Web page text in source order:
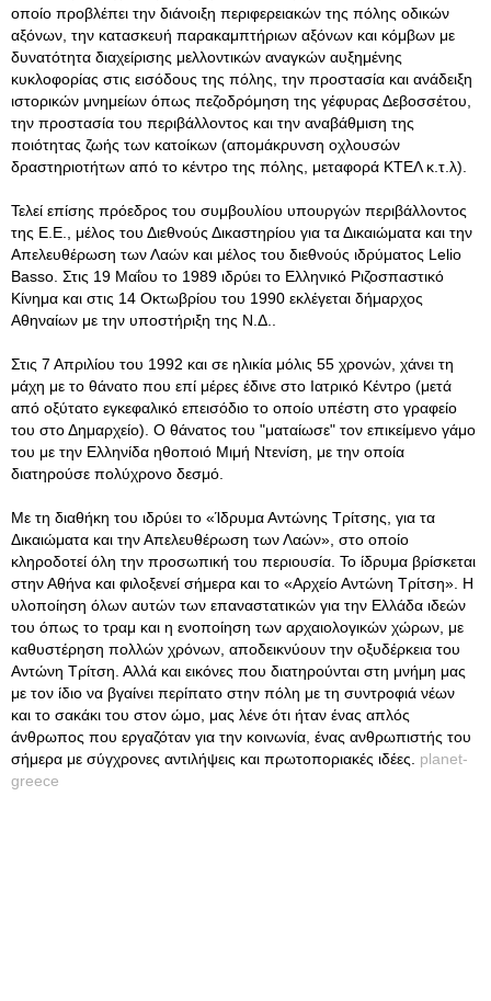
οποίο προβλέπει την διάνοιξη περιφερειακών της πόλης οδικών
αξόνων, την κατασκευή παρακαμπτήριων αξόνων και κόμβων με
δυνατότητα διαχείρισης μελλοντικών αναγκών αυξημένης
κυκλοφορίας στις εισόδους της πόλης, την προστασία και ανάδειξη
ιστορικών μνημείων όπως πεζοδρόμηση της γέφυρας Δεβοσσέτου,
την προστασία του περιβάλλοντος και την αναβάθμιση της
ποιότητας ζωής των κατοίκων (απομάκρυνση οχλουσών
δραστηριοτήτων από το κέντρο της πόλης, μεταφορά ΚΤΕΛ κ.τ.λ).
Τελεί επίσης πρόεδρος του συμβουλίου υπουργών περιβάλλοντος
της Ε.Ε., μέλος του Διεθνούς Δικαστηρίου για τα Δικαιώματα και την
Απελευθέρωση των Λαών και μέλος του διεθνούς ιδρύματος Lelio
Basso. Στις 19 Μαΐου το 1989 ιδρύει το Ελληνικό Ριζοσπαστικό
Κίνημα και στις 14 Οκτωβρίου του 1990 εκλέγεται δήμαρχος
Αθηναίων με την υποστήριξη της Ν.Δ..
Στις 7 Απριλίου του 1992 και σε ηλικία μόλις 55 χρονών, χάνει τη
μάχη με το θάνατο που επί μέρες έδινε στο Ιατρικό Κέντρο (μετά
από οξύτατο εγκεφαλικό επεισόδιο το οποίο υπέστη στο γραφείο
του στο Δημαρχείο). Ο θάνατος του "ματαίωσε" τον επικείμενο γάμο
του με την Ελληνίδα ηθοποιό Μιμή Ντενίση, με την οποία
διατηρούσε πολύχρονο δεσμό.
Με τη διαθήκη του ιδρύει το «Ίδρυμα Αντώνης Τρίτσης, για τα
Δικαιώματα και την Απελευθέρωση των Λαών», στο οποίο
κληροδοτεί όλη την προσωπική του περιουσία. Το ίδρυμα βρίσκεται
στην Αθήνα και φιλοξενεί σήμερα και το «Αρχείο Αντώνη Τρίτση». Η
υλοποίηση όλων αυτών των επαναστατικών για την Ελλάδα ιδεών
του όπως το τραμ και η ενοποίηση των αρχαιολογικών χώρων, με
καθυστέρηση πολλών χρόνων, αποδεικνύουν την οξυδέρκεια του
Αντώνη Τρίτση. Αλλά και εικόνες που διατηρούνται στη μνήμη μας
με τον ίδιο να βγαίνει περίπατο στην πόλη με τη συντροφιά νέων
και το σακάκι του στον ώμο, μας λένε ότι ήταν ένας απλός
άνθρωπος που εργαζόταν για την κοινωνία, ένας ανθρωπιστής του
σήμερα με σύγχρονες αντιλήψεις και πρωτοποριακές ιδέες. planet-
greece